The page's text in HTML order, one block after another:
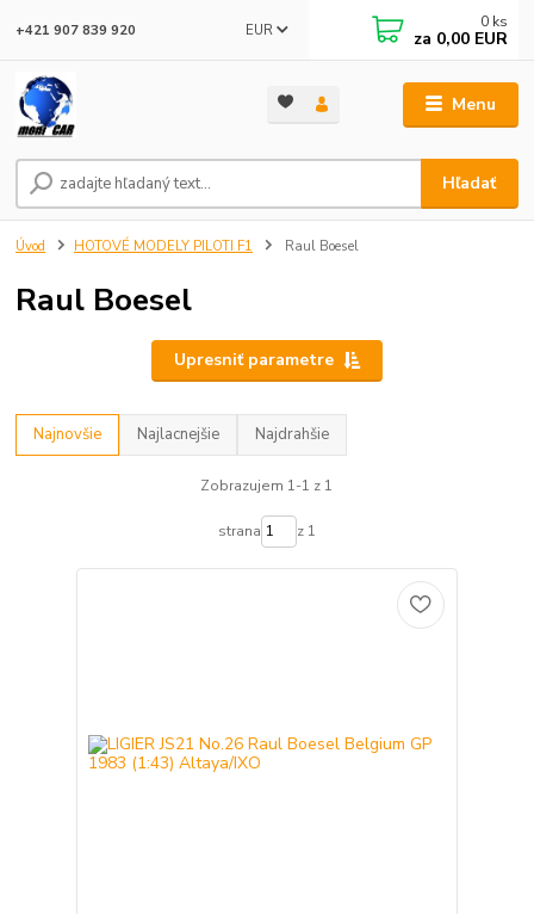
Menu
EUR
Hľadať
+421 907 839 920 0 ks
za 0,00 EUR
Úvod HOTOVÉ MODELY PILOTI F1 Raul Boesel
Raul Boesel
Upresniť parametre
Najnovšie Najlacnejšie Najdrahšie
Zobrazujem 1-1 z 1
strana z 1